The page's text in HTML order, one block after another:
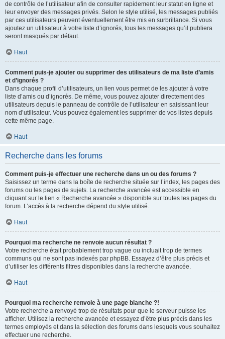
de contrôle de l’utilisateur afin de consulter rapidement leur statut en ligne et
leur envoyer des messages privés. Selon le style utilisé, les messages publiés
par ces utilisateurs peuvent éventuellement être mis en surbrillance. Si vous
ajoutez un utilisateur à votre liste d’ignorés, tous les messages qu’il publiera
seront masqués par défaut.
Haut
Comment puis-je ajouter ou supprimer des utilisateurs de ma liste d’amis
et d’ignorés ?
Dans chaque profil d’utilisateurs, un lien vous permet de les ajouter à votre
liste d’amis ou d’ignorés. De même, vous pouvez ajouter directement des
utilisateurs depuis le panneau de contrôle de l’utilisateur en saisissant leur
nom d’utilisateur. Vous pouvez également les supprimer de vos listes depuis
cette même page.
Haut
Recherche dans les forums
Comment puis-je effectuer une recherche dans un ou des forums ?
Saisissez un terme dans la boîte de recherche située sur l’index, les pages des
forums ou les pages de sujets. La recherche avancée est accessible en
cliquant sur le lien « Recherche avancée » disponible sur toutes les pages du
forum. L’accès à la recherche dépend du style utilisé.
Haut
Pourquoi ma recherche ne renvoie aucun résultat ?
Votre recherche était probablement trop vague ou incluait trop de termes
communs qui ne sont pas indexés par phpBB. Essayez d’être plus précis et
d’utiliser les différents filtres disponibles dans la recherche avancée.
Haut
Pourquoi ma recherche renvoie à une page blanche ?!
Votre recherche a renvoyé trop de résultats pour que le serveur puisse les
afficher. Utilisez la recherche avancée et essayez d’être plus précis dans les
termes employés et dans la sélection des forums dans lesquels vous souhaitez
effectuer une recherche.